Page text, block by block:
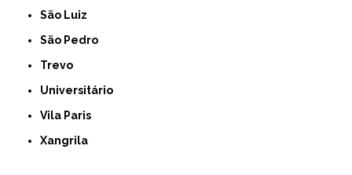
São Luiz
São Pedro
Trevo
Universitário
Vila Paris
Xangrila